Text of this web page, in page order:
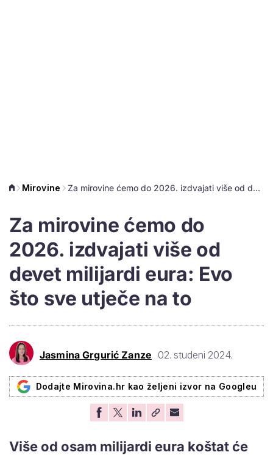
Mirovine Za mirovine ćemo do 2026. izdvajati više od devet milijardi eura: Evo što sve utječe na to
Za mirovine ćemo do
2026. izdvajati više od
devet milijardi eura: Evo
što sve utječe na to
Jasmina Grgurić Zanze 02. studeni 2024.
Dodajte Mirovina.hr kao željeni izvor na Googleu
Više od osam milijardi eura koštat će